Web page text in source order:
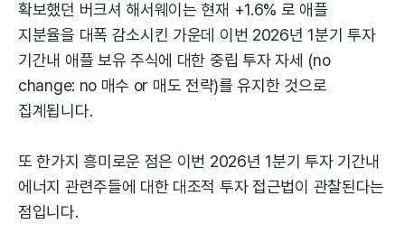
확보했던 버크셔 해서웨이는 현재 +1.6% 로 애플
지분율을 대폭 감소시킨 가운데 이번 2026년 1분기 투자
기간내 애플 보유 주식에 대한 중립 투자 자세 (no
change: no 매수 or 매도 전략)를 유지한 것으로
집계됩니다.
또 한가지 흥미로운 점은 이번 2026년 1분기 투자 기간내
에너지 관련주들에 대한 대조적 투자 접근법이 관찰된다는
점입니다.